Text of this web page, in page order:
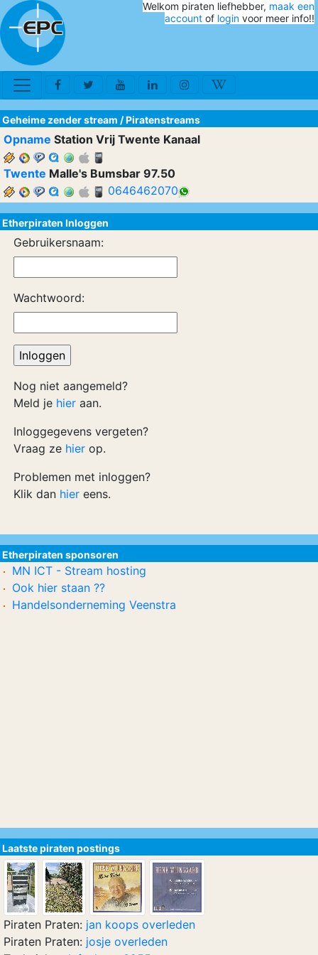
Welkom piraten liefhebber, maak een
account of login voor meer info!!
Geheime zender stream /Piratenstreams
Opname Station Vrij Twente Kanaal
Twente Malle's Bumsbar 97.50
0646462070
Etherpiraten Inloggen
Gebruikersnaam:
Wachtwoord:
Nog niet aangemeld?
Meld je hier aan.
Inloggegevens vergeten?
Vraag ze hier op.
Problemen met inloggen?
Klik dan hier eens.
Etherpiraten sponsoren
MN ICT - Stream hosting
Ook hier staan ??
Handelsonderneming Veenstra
Laatste piraten postings
Piraten Praten: jan koops overleden
Piraten Praten: josje overleden